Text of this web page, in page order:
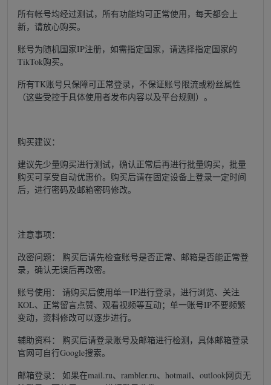
所有帐号均经过测试，所有功能均可正常使用，每天都会上
新，请放心购买。
账号为随机国家IP注册，如需指定国家，请选择指定国家的
TikTok购买。
所有TK账号只保障可正常登录，不保证账号限流或粉丝属性
（这些受控于具体使用者发布内容以及平台规则）。
购买建议：
建议先少量购买进行测试，确认正常后再进行批量购买，批量
购买可享受自动优惠价。购买后请在固定设备上登录一定时间
后，进行密码及邮箱密码修改。
注意事项：
改密问题： 购买后请先检查账号是否正常、邮箱是否能正常登
录，确认无误后再改密。
账号使用： 请购买后使用单一IP进行登录，进行浏览、关注
KOL、正常留言点赞、观看视频等互动；单一账号IP不要频繁
变动，资料修改可以逐步进行。
辅助资料： 购买后请登录账号及邮箱进行检测，具体邮箱登录
官网可自行Google搜索。
邮箱登录： 如果在mail.ru、rambler.ru、hotmail、outlook网页无